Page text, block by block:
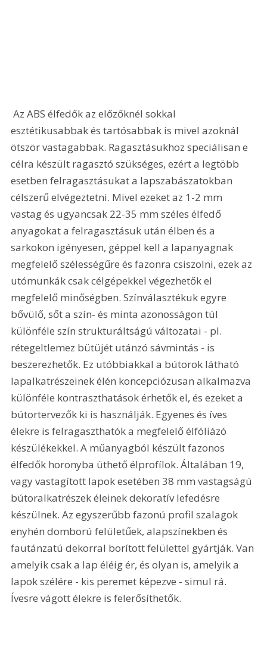
Az ABS élfedők az előzőknél sokkal
esztétikusabbak és tartósabbak is mivel azoknál
ötször vastagabbak. Ragasztásukhoz speciálisan e
célra készült ragasztó szükséges, ezért a legtöbb
esetben felragasztásukat a lapszabászatokban
célszerű elvégeztetni. Mivel ezeket az 1-2 mm
vastag és ugyancsak 22-35 mm széles élfedő
anyagokat a felragasztásuk után élben és a
sarkokon igényesen, géppel kell a lapanyagnak
megfelelő szélességűre és fazonra csiszolni, ezek az
utómunkák csak célgépekkel végezhetők el
megfelelő minőségben. Színválasztékuk egyre
bővülő, sőt a szín- és minta azonosságon túl
különféle szín strukturáltságú változatai - pl.
rétegeltlemez bütüjét utánzó sávmintás - is
beszerezhetők. Ez utóbbiakkal a bútorok látható
lapalkatrészeinek élén koncepciózusan alkalmazva
különféle kontraszthatások érhetők el, és ezeket a
bútortervezők ki is használják. Egyenes és íves
élekre is felragaszthatók a megfelelő élfóliázó
készülékekkel. A műanyagból készült fazonos
élfedők horonyba üthető élprofílok. Általában 19,
vagy vastagított lapok esetében 38 mm vastagságú
bútoralkatrészek éleinek dekoratív lefedésre
készülnek. Az egyszerűbb fazonú profil szalagok
enyhén domború felületűek, alapszínekben és
fautánzatú dekorral borított felülettel gyártják. Van
amelyik csak a lap éléig ér, és olyan is, amelyik a
lapok szélére - kis peremet képezve - simul rá.
Ívesre vágott élekre is felerősíthetők.